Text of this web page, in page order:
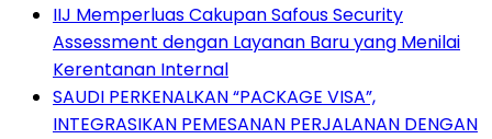
IIJ Memperluas Cakupan Safous Security
Assessment dengan Layanan Baru yang Menilai
Kerentanan Internal
SAUDI PERKENALKAN “PACKAGE VISA”,
INTEGRASIKAN PEMESANAN PERJALANAN DENGAN